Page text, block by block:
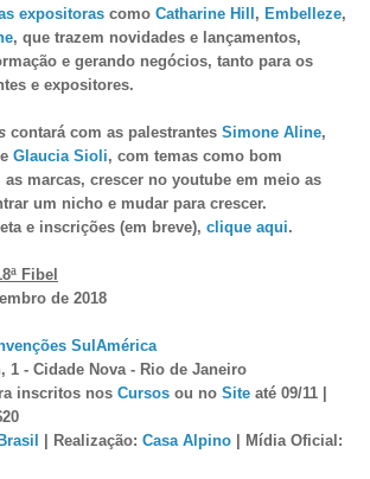
expositoras como Catharine Hill , Embelleze,
, que trazem novidades e lançamentos,
e gerando negócios, tanto para os
e expositores.
contará com as palestrantes Simone Aline,
e Glaucia Sioli, com temas como bom
marcas, crescer no youtube em meio as
um nicho e mudar para crescer.
e inscrições (em breve), clique aqui.
Fibel
de 2018
SulAmérica
1 - Cidade Nova - Rio de Janeiro
inscritos nos Cursos ou no Site até 09/11 |
| Realização: Casa Alpino | Mídia Oficial: